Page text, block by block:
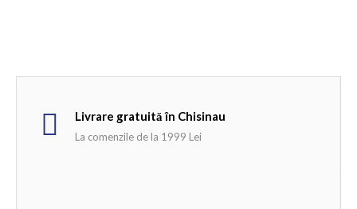
Livrare gratuită în Chisinau
La comenzile de la 1999 Lei